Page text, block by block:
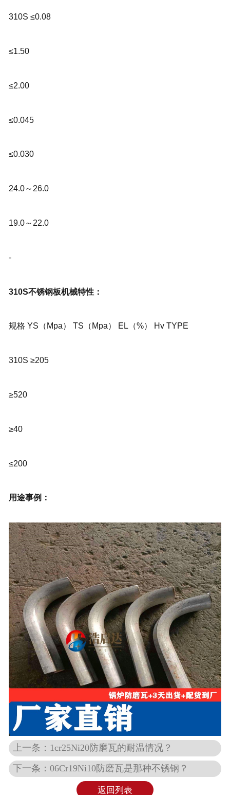
310S ≤0.08
≤1.50
≤2.00
≤0.045
≤0.030
24.0～26.0
19.0～22.0
-
310S不锈钢板机械特性：
规格 YS（Mpa） TS（Mpa） EL（%） Hv TYPE
310S ≥205
≥520
≥40
≤200
用途事例：
上一条：1cr25Ni20防磨瓦的耐温情况？
下一条：06Cr19Ni10防磨瓦是那种不锈钢？
返回列表